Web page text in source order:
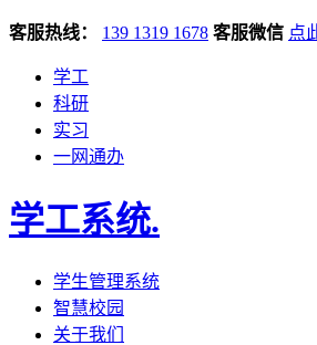
客服热线： 139 1319 1678 客服微信 点
学工
科研
实习
一网通办
学工系统.
学生管理系统
智慧校园
关于我们